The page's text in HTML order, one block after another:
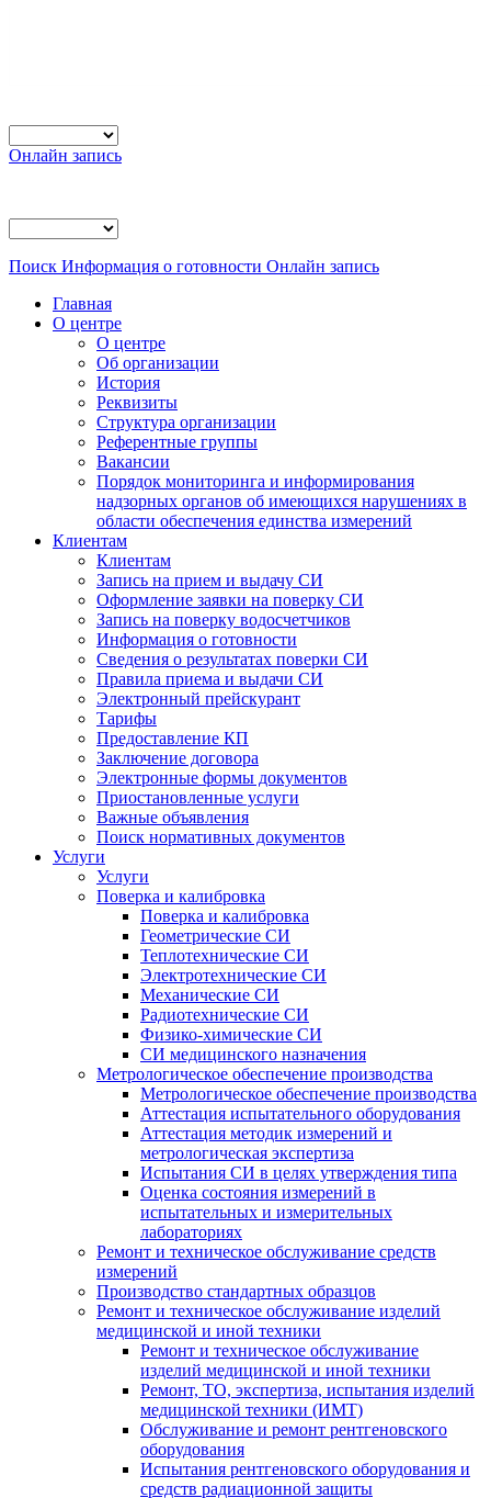
Онлайн запись
Поиск Информация о готовности Онлайн запись
Главная
О центре
О центре
Об организации
История
Реквизиты
Структура организации
Референтные группы
Вакансии
Порядок мониторинга и информирования
надзорных органов об имеющихся нарушениях в
области обеспечения единства измерений
Клиентам
Клиентам
Запись на прием и выдачу СИ
Оформление заявки на поверку СИ
Запись на поверку водосчетчиков
Информация о готовности
Сведения о результатах поверки СИ
Правила приема и выдачи СИ
Электронный прейскурант
Тарифы
Предоставление КП
Заключение договора
Электронные формы документов
Приостановленные услуги
Важные объявления
Поиск нормативных документов
Услуги
Услуги
Поверка и калибровка
Поверка и калибровка
Геометрические СИ
Теплотехнические СИ
Электротехнические СИ
Механические СИ
Радиотехнические СИ
Физико-химические СИ
СИ медицинского назначения
Метрологическое обеспечение производства
Метрологическое обеспечение производства
Аттестация испытательного оборудования
Аттестация методик измерений и
метрологическая экспертиза
Испытания СИ в целях утверждения типа
Оценка состояния измерений в
испытательных и измерительных
лабораториях
Ремонт и техническое обслуживание средств
измерений
Производство стандартных образцов
Ремонт и техническое обслуживание изделий
медицинской и иной техники
Ремонт и техническое обслуживание
изделий медицинской и иной техники
Ремонт, ТО, экспертиза, испытания изделий
медицинской техники (ИМТ)
Обслуживание и ремонт рентгеновского
оборудования
Испытания рентгеновского оборудования и
средств радиационной защиты